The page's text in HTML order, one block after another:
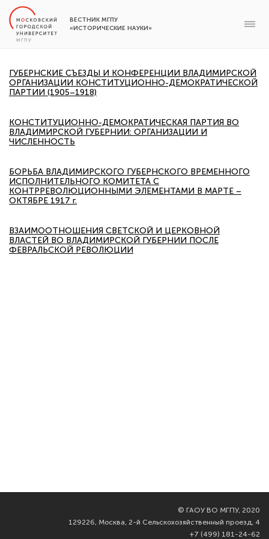
ВЕСТНИК МГПУ
«ИСТОРИЧЕСКИЕ НАУКИ»
ГУБЕРНСКИЕ СЪЕЗДЫ И КОНФЕРЕНЦИИ ВЛАДИМИРСКОЙ
ОРГАНИЗАЦИИ КОНСТИТУЦИОННО-ДЕМОКРАТИЧЕСКОЙ
ПАРТИИ (1905–1918)
КОНСТИТУЦИОННО-ДЕМОКРАТИЧЕСКАЯ ПАРТИЯ ВО
ВЛАДИМИРСКОЙ ГУБЕРНИИ: ОРГАНИЗАЦИИ И
ЧИСЛЕННОСТЬ
БОРЬБА ВЛАДИМИРСКОГО ГУБЕРНСКОГО ВРЕМЕННОГО
ИСПОЛНИТЕЛЬНОГО КОМИТЕТА С
КОНТРРЕВОЛЮЦИОННЫМИ ЭЛЕМЕНТАМИ В МАРТЕ –
ОКТЯБРЕ 1917 г.
ВЗАИМООТНОШЕНИЯ СВЕТСКОЙ И ЦЕРКОВНОЙ
ВЛАСТЕЙ ВО ВЛАДИМИРСКОЙ ГУБЕРНИИ ПОСЛЕ
ФЕВРАЛЬСКОЙ РЕВОЛЮЦИИ
© ГАОУ ВО МГПУ, 2020
129226, Москва, 2-й Сельскохозяйственный проезд, 4
+7 (499) 181-24-62